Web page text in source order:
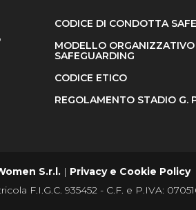
CODICE DI CONDOTTA
MODELLO ORGANIZZATIVO
SAFEGUARDING
CODICE ETICO
REGOLAMENTO STADIO G.
S.r.l.| Privacy e Cookie Policy
F.I.G.C. 935452 - C.F. e P.IVA: